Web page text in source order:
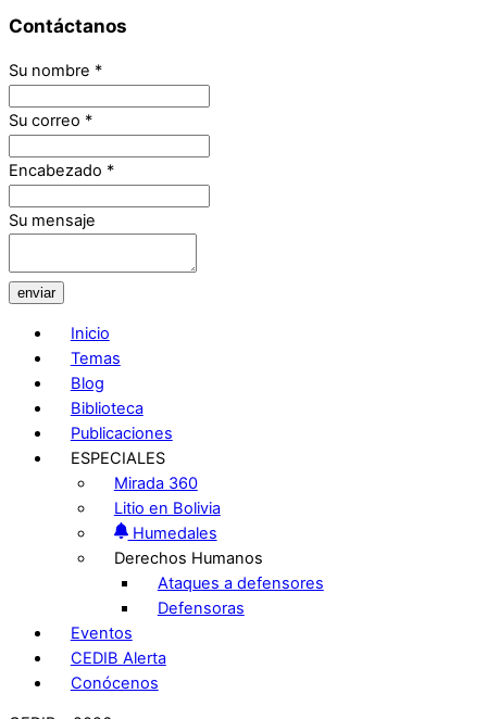
Contáctanos
Su nombre *
Su correo *
Encabezado *
Su mensaje
enviar
Inicio
Temas
Blog
Biblioteca
Publicaciones
ESPECIALES
Mirada 360
Litio en Bolivia
Humedales
Derechos Humanos
Ataques a defensores
Defensoras
Eventos
CEDIB Alerta
Conócenos